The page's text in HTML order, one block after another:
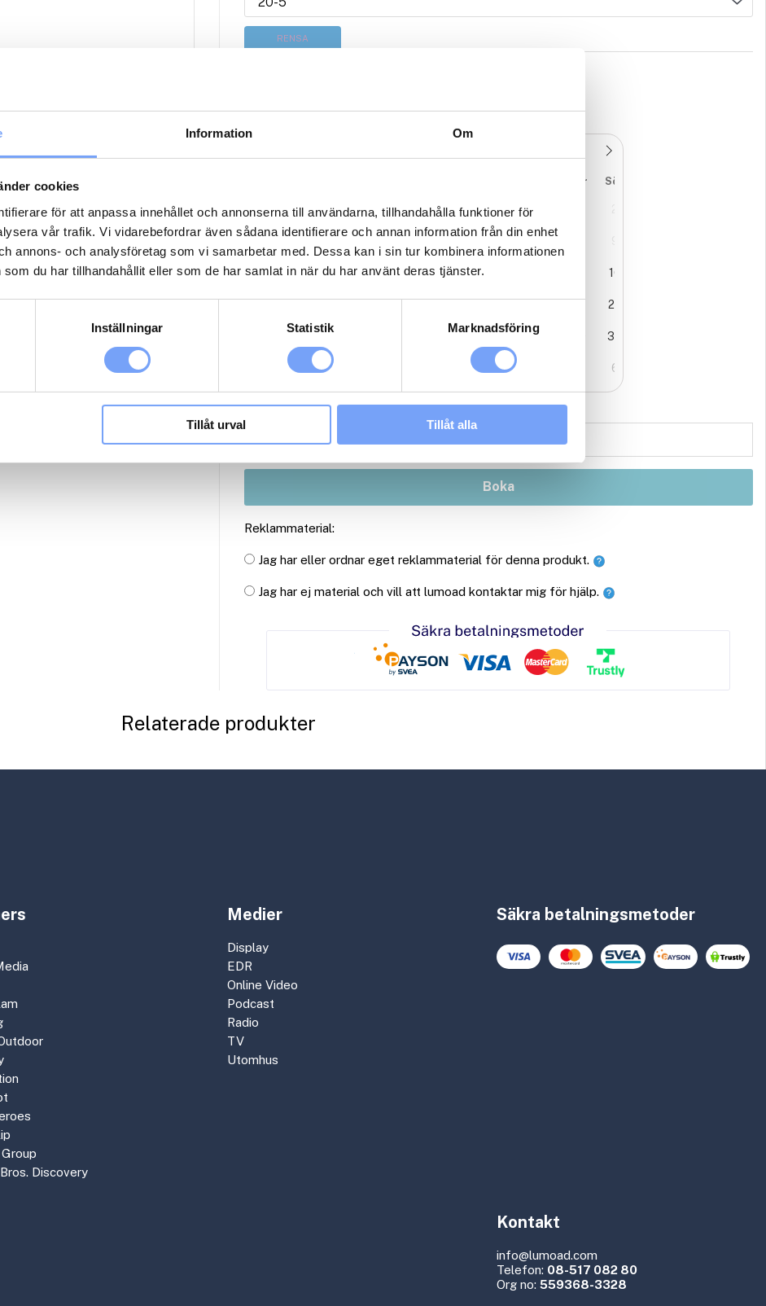
Information Om
cookies
för att anpassa innehållet och annonserna till användarna, tillhandahålla funktioner för
vår trafik. Vi vidarebefordrar även sådana identifierare och annan information från din enhet
annons- och analysföretag som vi samarbetar med. Dessa kan i sin tur kombinera informationen
som du har tillhandahållit eller som de har samlat in när du har använt deras tjänster.
Inställningar Statistik Marknadsföring
Tillåt urval Tillåt alla
RENSA
Reklammaterial:
Jag har eller ordnar eget reklammaterial för denna produkt.
Jag har ej material och vill att lumoad kontaktar mig för hjälp.
Start fr.o.m. datum
Lör Sön
27 28 29 30
10 11 12 16
23
26 27 28 30
2 3 6
Boka
Relaterade produkter
Discovery
Medier
Display
EDR
Online Video
Podcast
Radio
TV
Utomhus
Säkra betalningsmetoder
Kontakt
info@lumoad.com
Telefon: 08-517 082 80
Org no: 559368-3328